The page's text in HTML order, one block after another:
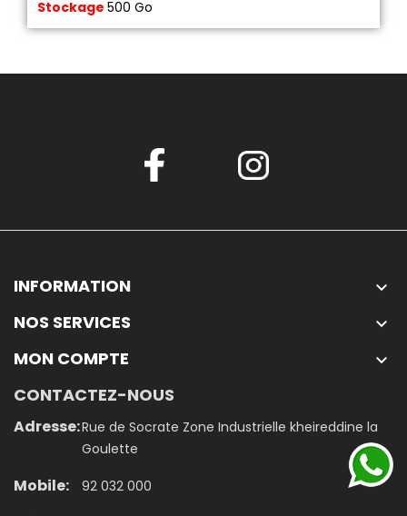
Stockage 500 Go
INFORMATION 
NOS SERVICES 
MON COMPTE 
CONTACTEZ-NOUS
Adresse:Rue de Socrate Zone Industrielle kheireddine la
Goulette
Mobile: 92 032 000